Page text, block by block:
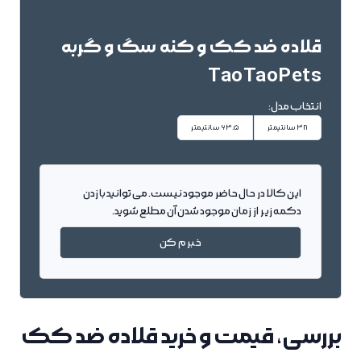
قلاده ضد کک و کنه سگ و گربه
TaoTaoPets
انتخاب مدل:
38 سانتیمتر 63.5 سانتیمتر
این کالا در حال حاضر موجود نیست. می توانید با زدن
دکمه زیر از زمان موجود شدن آن مطلع شوید.
خبرم کن
بررسی، قیمت و خرید قلاده ضد کک